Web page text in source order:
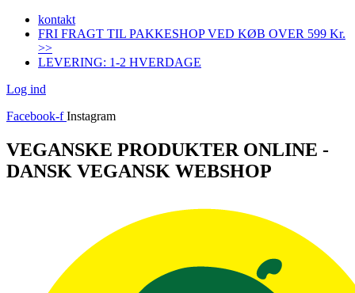
Videre
indhold
kontakt
FRI FRAGT TIL PAKKESHOP VED KØB OVER 599 Kr.
>>
LEVERING: 1-2 HVERDAGE
Log ind
Facebook-f Instagram
VEGANSKE PRODUKTER ONLINE -
DANSK VEGANSK WEBSHOP